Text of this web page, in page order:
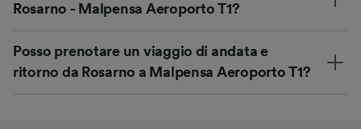
Rosarno - Malpensa Aeroporto T1?
Posso prenotare un viaggio di andata e
ritorno da Rosarno a Malpensa Aeroporto T1?